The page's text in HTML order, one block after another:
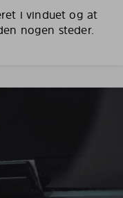
i vinduet og at
nogen steder.